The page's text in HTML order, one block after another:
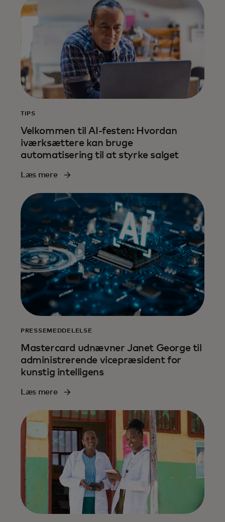
TIPS
Velkommen til AI-festen: Hvordan
iværksættere kan bruge
automatisering til at styrke salget
Læs mere
PRESSEMEDDELELSE
Mastercard udnævner Janet George til
administrerende vicepræsident for
kunstig intelligens
Læs mere